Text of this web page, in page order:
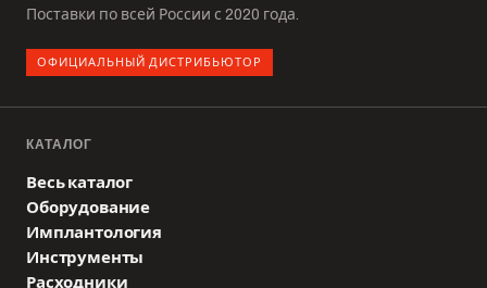
Поставки по всей России с 2020 года.
ОФИЦИАЛЬНЫЙ ДИСТРИБЬЮТОР
КАТАЛОГ
Весь каталог
Оборудование
Имплантология
Инструменты
Расходники